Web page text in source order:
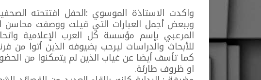
واكدت الاستاذة الموسوي :الحفل افتتحته
وببعض أجمل العبارات التي قيلت ووصفت محاسن
المرعبي بإسم مؤسسة كل العرب الإعلامية
للأبحاث والدراسات ليرحب بضيوفه الذين أتوا من
كما تأسف أيضا عن غياب الذين لم يتمكنوا من
او ظروف طارئة.